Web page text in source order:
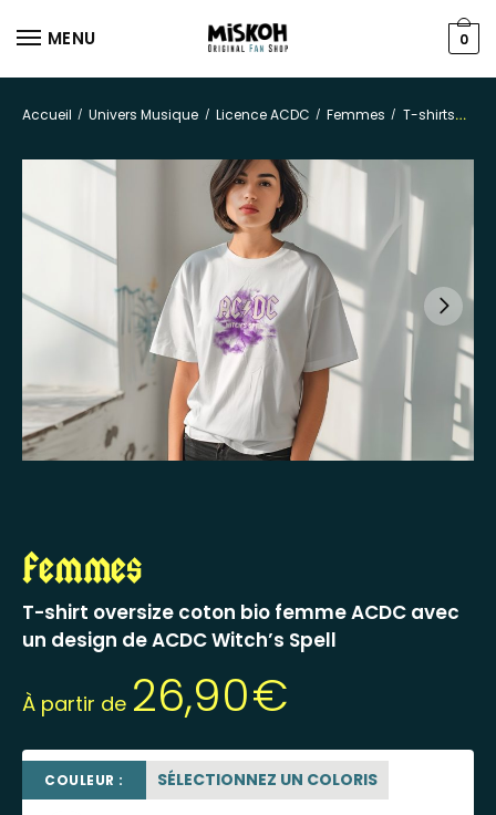
MENU 0
Accueil / Univers Musique / Licence ACDC / Femmes / T-shirts
Femmes
T-shirt oversize coton bio femme ACDC avec
un design de ACDC Witch’s Spell
À partir de 26,90€
COULEUR : SÉLECTIONNEZ UN COLORIS